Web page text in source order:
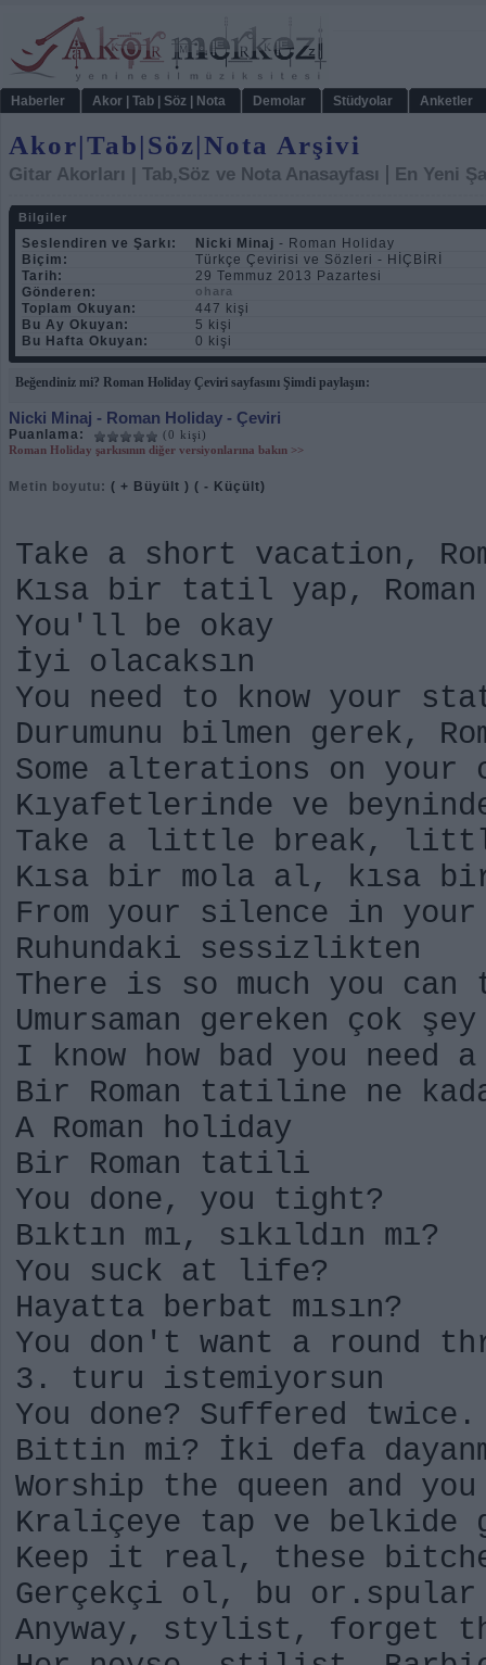
Haberler Akor | Tab | Söz | Nota Demolar Stüdyolar Anketler
Akor|Tab|Söz|Nota Arşivi
Gitar Akorları | Tab,Söz ve Nota Anasayfası | En Yeni
Bilgiler
Seslendiren ve Şarkı: Nicki Minaj - Roman Holiday
Biçim:
Türkçe Çevirisi ve Sözleri - HİÇBİRİ
Tarih:
29 Temmuz 2013 Pazartesi
Gönderen:
ohara
Toplam Okuyan:
447 kişi
Bu Ay Okuyan:
5 kişi
Bu Hafta Okuyan:
0 kişi
Beğendiniz mi? Roman Holiday Çeviri sayfasını Şimdi paylaşın:
Nicki Minaj - Roman Holiday - Çeviri
Puanlama:
(0 kişi)
Roman Holiday şarkısının diğer versiyonlarına bakın >>
Metin boyutu: ( + Büyült ) ( - Küçült)
Take a short vacation,
Kısa bir tatil yap, Roman
You'll be okay
İyi olacaksın
You need to know your
Durumunu bilmen gerek,
Some alterations on your
Kıyafetlerinde ve
Take a little break,
Kısa bir mola al, kısa
From your silence in
Ruhundaki sessizlikten
There is so much you
Umursaman gereken çok
I know how bad you need
Bir Roman tatiline ne
A Roman holiday
Bir Roman tatili
You done, you tight?
Bıktın mı, sıkıldın mı?
You suck at life?
Hayatta berbat mısın?
You don't want a round
3. turu istemiyorsun
You done? Suffered twice.
Bittin mi? İki defa
Worship the queen and
Kraliçeye tap ve belkide
Keep it real, these
Gerçekçi ol, bu or.spular
Anyway, stylist, forget